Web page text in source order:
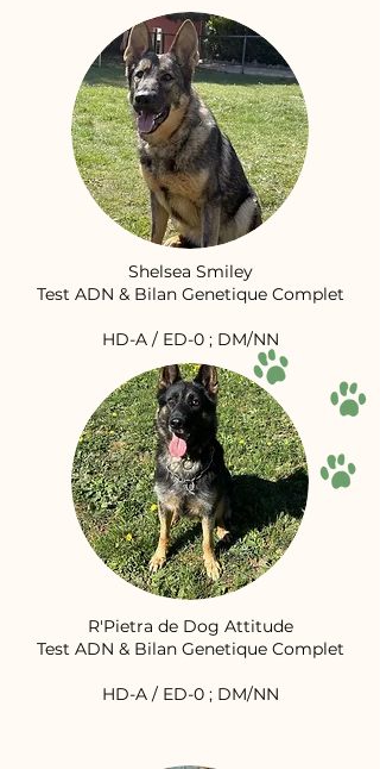
Shelsea Smiley
Test ADN & Bilan Genetique Complet
HD-A / ED-0 ; DM/NN
R'Pietra de Dog Attitude
Test ADN & Bilan Genetique Complet
HD-A / ED-0 ; DM/NN